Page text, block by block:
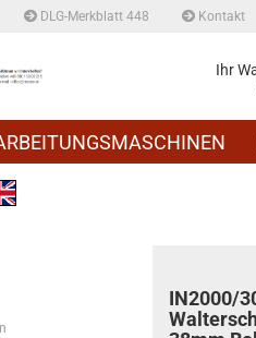
DLG-Merkblatt 448 Kontakt
Ihr
IN2000/